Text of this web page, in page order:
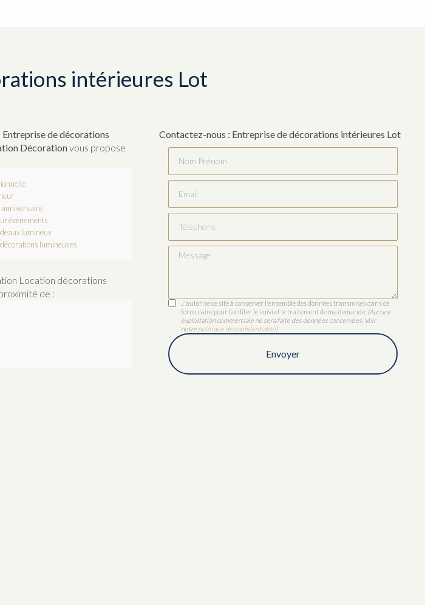
intérieures Lot
Entreprise de décorations
Décorationvous propose
anniversaire
évènements
lumineux
lumineuses
Location décorations
de :
Contactez-nous : Entreprise de décorations intérieures Lot
Message
J'autorise ce site à conserver l'ensemble des données transmises dans ce
formulaire pour faciliter le suivi et le traitement de ma demande. (Aucune
exploitation commerciale ne sera faite des données concervées. Voir
notre politique de confidentialité)